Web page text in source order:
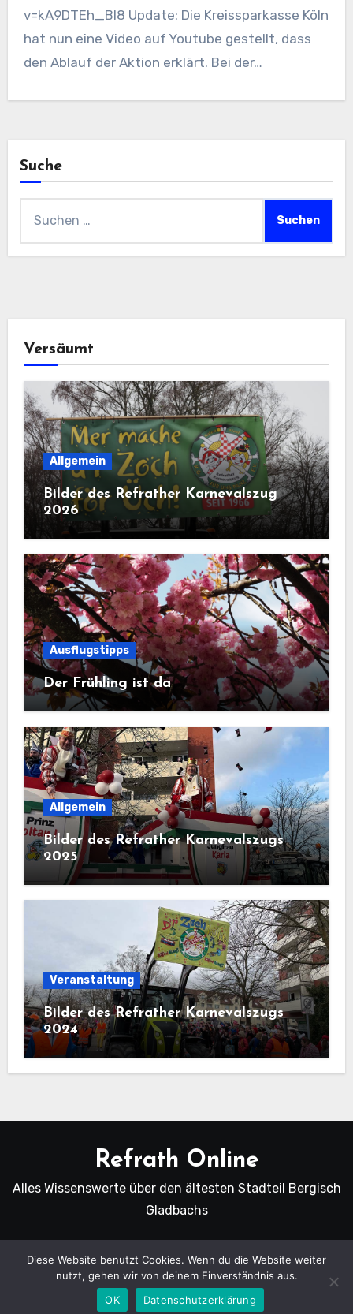
v=kA9DTEh_Bl8 Update: Die Kreissparkasse Köln
hat nun eine Video auf Youtube gestellt, dass
den Ablauf der Aktion erklärt. Bei der…
Suche
nach:
Versäumt
Allgemein
Bilder des Refrather Karnevalszug
2026
Ausflugstipps
Der Frühling ist da
Allgemein
Bilder des Refrather Karnevalszugs
2025
Veranstaltung
Bilder des Refrather Karnevalszugs
2024
Refrath Online
Alles Wissenswerte über den ältesten Stadteil Bergisch
Gladbachs
Copyright Refrath Online © Alle Rechte vorbehalten.
|
BlogusvonThemeansar.
Diese Website benutzt Cookies. Wenn du die Website weiter
nutzt, gehen wir von deinem Einverständnis aus.
OK
Datenschutzerklärung